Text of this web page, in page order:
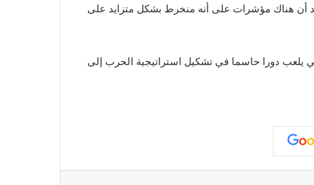
أن هناك مؤشرات على أنه منخرط بشكل متزايد على
يلعب دورا حاسما في تشكيل استراتيجية الحرب إلى